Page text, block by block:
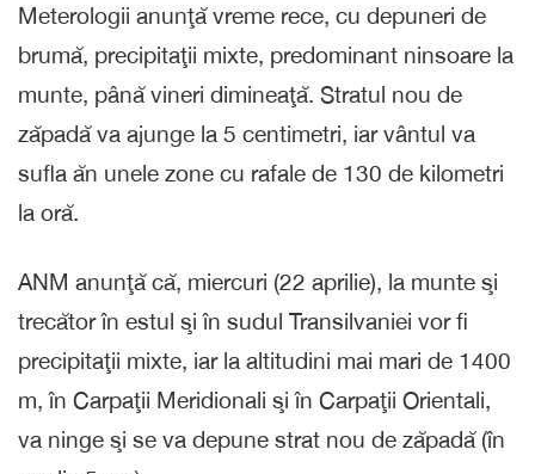
Meterologii anunţă vreme rece, cu depuneri de
brumă, precipitaţii mixte, predominant ninsoare la
munte, până vineri dimineaţă. Stratul nou de
zăpadă va ajunge la 5 centimetri, iar vântul va
sufla ăn unele zone cu rafale de 130 de kilometri
la oră.
ANM anunţă că, miercuri (22 aprilie), la munte şi
trecător în estul şi în sudul Transilvaniei vor fi
precipitaţii mixte, iar la altitudini mai mari de 1400
m, în Carpaţii Meridionali şi în Carpaţii Orientali,
va ninge şi se va depune strat nou de zăpadă (în